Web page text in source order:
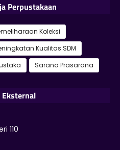
Perpustakaan
Koleksi
Kualitas SDM
Sarana Prasarana
Eksternal
110